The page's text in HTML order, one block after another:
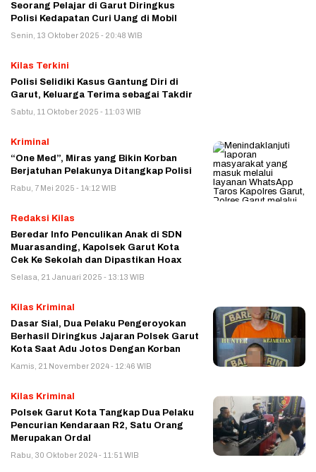
Seorang Pelajar di Garut Diringkus
Polisi Kedapatan Curi Uang di Mobil
Senin, 13 Oktober 2025 - 20:48 WIB
Kilas Terkini
Polisi Selidiki Kasus Gantung Diri di
Garut, Keluarga Terima sebagai Takdir
Sabtu, 11 Oktober 2025 - 11:03 WIB
Kriminal
“One Med”, Miras yang Bikin Korban
Berjatuhan Pelakunya Ditangkap Polisi
Rabu, 7 Mei 2025 - 14:12 WIB
Redaksi Kilas
Beredar Info Penculikan Anak di SDN
Muarasanding, Kapolsek Garut Kota
Cek Ke Sekolah dan Dipastikan Hoax
Selasa, 21 Januari 2025 - 13:13 WIB
Kilas Kriminal
Dasar Sial, Dua Pelaku Pengeroyokan
Berhasil Diringkus Jajaran Polsek Garut
Kota Saat Adu Jotos Dengan Korban
Kamis, 21 November 2024 - 12:46 WIB
Kilas Kriminal
Polsek Garut Kota Tangkap Dua Pelaku
Pencurian Kendaraan R2, Satu Orang
Merupakan Ordal
Rabu, 30 Oktober 2024 - 11:51 WIB